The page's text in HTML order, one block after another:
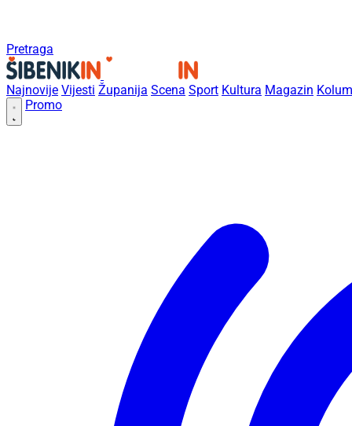
Pretraga
Najnovije Vijesti Županija Scena Sport Kultura Magazin
Promo